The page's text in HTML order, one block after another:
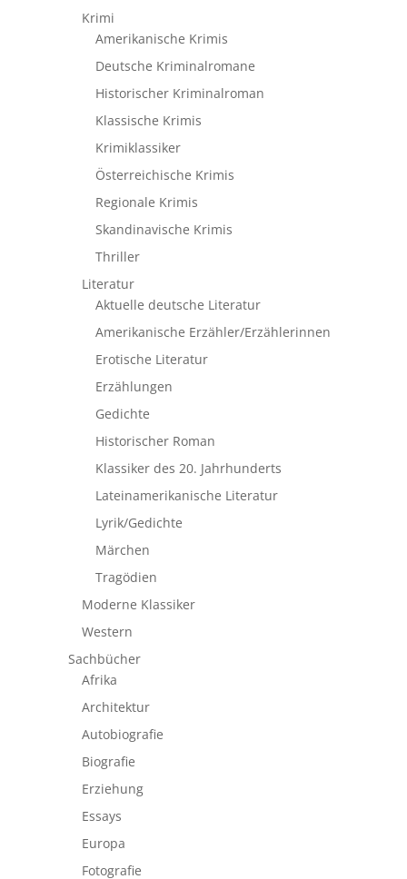
Krimi
Amerikanische Krimis
Deutsche Kriminalromane
Historischer Kriminalroman
Klassische Krimis
Krimiklassiker
Österreichische Krimis
Regionale Krimis
Skandinavische Krimis
Thriller
Literatur
Aktuelle deutsche Literatur
Amerikanische Erzähler/Erzählerinnen
Erotische Literatur
Erzählungen
Gedichte
Historischer Roman
Klassiker des 20. Jahrhunderts
Lateinamerikanische Literatur
Lyrik/Gedichte
Märchen
Tragödien
Moderne Klassiker
Western
Sachbücher
Afrika
Architektur
Autobiografie
Biografie
Erziehung
Essays
Europa
Fotografie